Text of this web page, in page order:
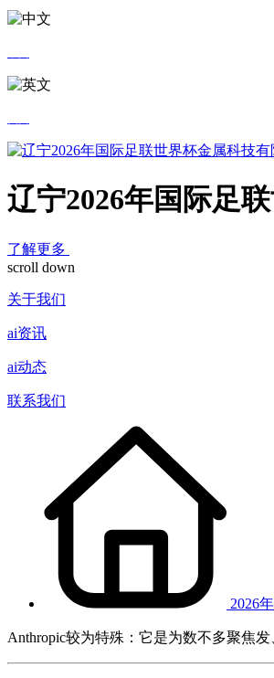
辽宁2026年国际足
了解更多
scroll down
关于我们
ai资讯
ai动态
联系我们
2026
Anthropic较为特殊：它是为数不多聚焦发